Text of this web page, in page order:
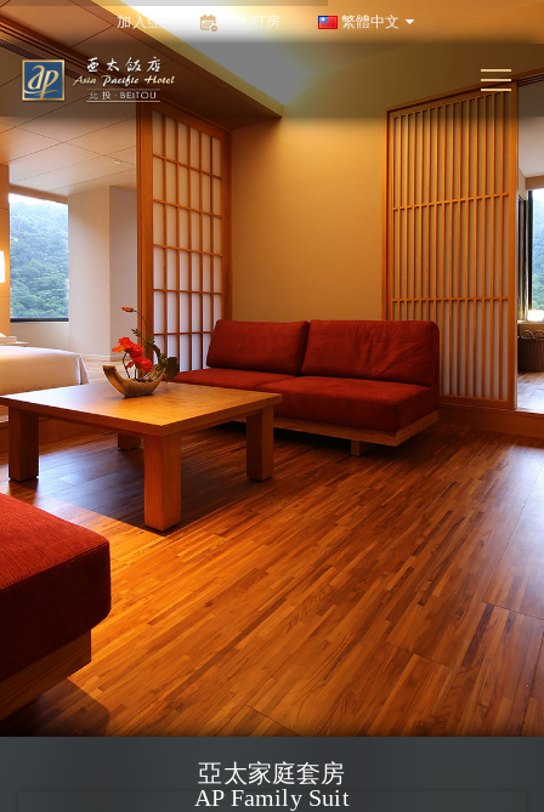
加入亞太 線上訂房 繁體中文
亞太家庭套房
AP Family Suit